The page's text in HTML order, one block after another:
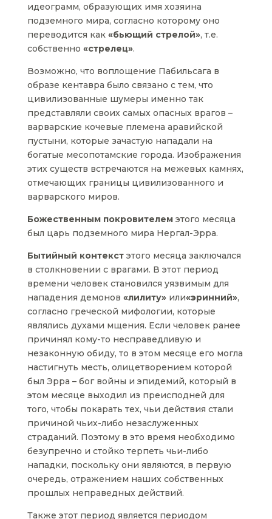
идеограмм, образующих имя хозяина
подземного мира, согласно которому оно
переводится как «бьющий стрелой», т.е.
собственно «стрелец».
Возможно, что воплощение Пабильсага в
образе кентавра было связано с тем, что
цивилизованные шумеры именно так
представляли своих самых опасных врагов –
варварские кочевые племена аравийской
пустыни, которые зачастую нападали на
богатые месопотамские города. Изображения
этих существ встречаются на межевых камнях,
отмечающих границы цивилизованного и
варварского миров.
Божественным покровителемэтого месяца
был царь подземного мира Нергал-Эрра.
Бытийный контекстэтого месяца заключался
в столкновении с врагами. В этот период
времени человек становился уязвимым для
нападения демонов «лилиту»или«эринний»,
согласно греческой мифологии, которые
являлись духами мщения. Если человек ранее
причинял кому-то несправедливую и
незаконную обиду, то в этом месяце его могла
настигнуть месть, олицетворением которой
был Эрра – бог войны и эпидемий, который в
этом месяце выходил из преисподней для
того, чтобы покарать тех, чьи действия стали
причиной чьих-либо незаслуженных
страданий. Поэтому в это время необходимо
безупречно и стойко терпеть чьи-либо
нападки, поскольку они являются, в первую
очередь, отражением наших собственных
прошлых неправедных действий.
Также этот период является периодом